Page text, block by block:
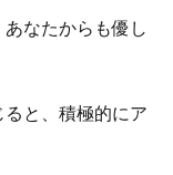
なたからも優し
と、積極的にア